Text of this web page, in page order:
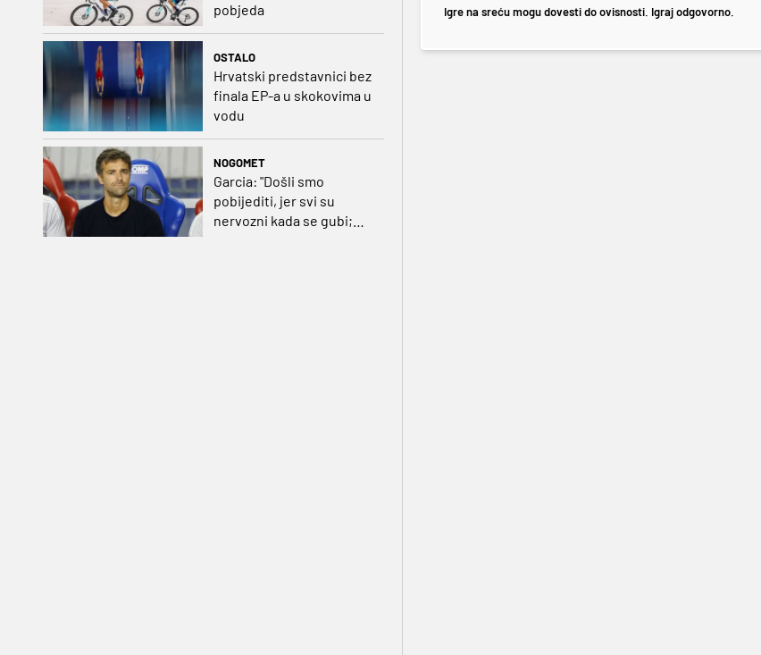
pobjeda
OSTALO
Hrvatski predstavnici bez
finala EP-a u skokovima u
vodu
NOGOMET
Garcia: "Došli smo
pobijediti, jer svi su
nervozni kada se gubi;
Igre na sreću mogu dovesti do ovisnosti. Igraj odgovorno.